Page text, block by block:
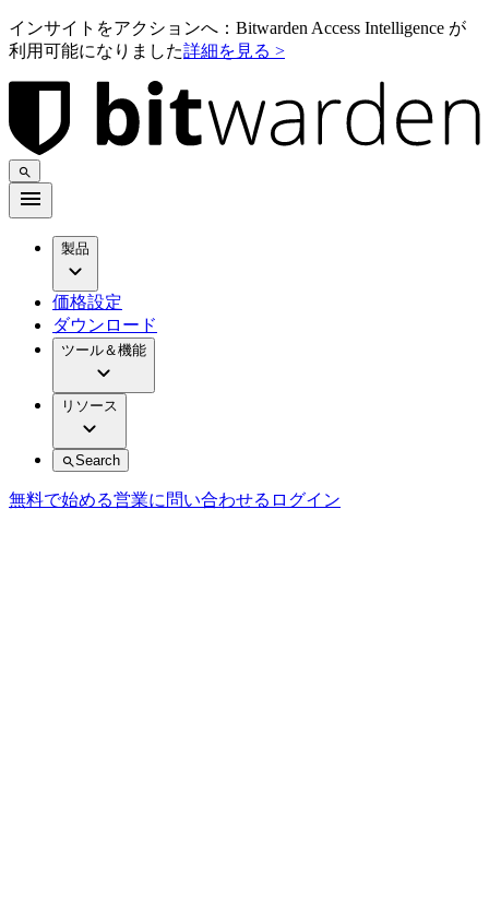
インサイトをアクションへ：Bitwarden Access Intelligence が
利用可能になりました詳細を見る >
製品
価格設定
ダウンロード
ツール＆機能
リソース
Search
無料で始める営業に問い合わせる ログイン